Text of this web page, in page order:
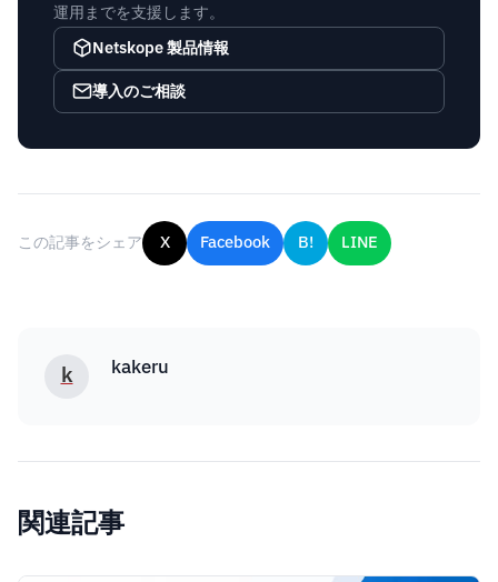
運用までを支援します。
Netskope 製品情報
導入のご相談
この記事をシェア X Facebook B! LINE
k kakeru
関連記事